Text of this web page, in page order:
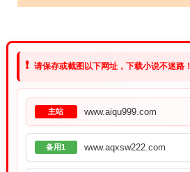
❗ 请保存或截图以下网址，下载小说不迷路！
主站 www.aiqu999.com
备用1 www.aqxsw222.com